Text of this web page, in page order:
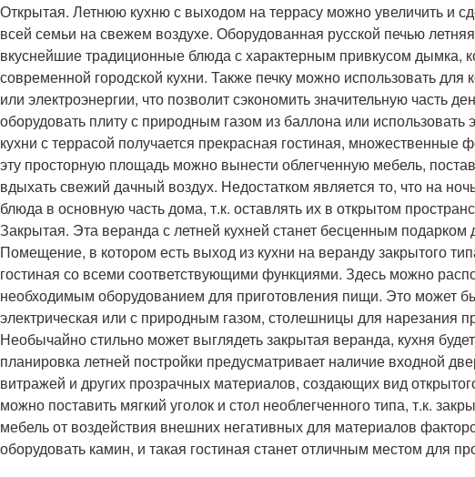
Открытая. Летнюю кухню с выходом на террасу можно увеличить и
всей семьи на свежем воздухе. Оборудованная русской печью
вкуснейшие традиционные блюда с характерным привкусом дымка,
современной городской кухни. Также печку можно использовать для
или электроэнергии, что позволит сэкономить значительную часть
оборудовать плиту с природным газом из баллона или использовать
кухни с террасой получается прекрасная гостиная,
эту просторную площадь можно вынести облегченную мебель,
вдыхать свежий дачный воздух. Недостатком является то, что на
блюда в основную часть дома, т.к. оставлять их в открытом
Закрытая. Эта веранда с летней кухней станет бесценным подарком
Помещение, в котором есть выход из кухни на веранду закрытого
гостиная со всеми соответствующими функциями. Здесь можно
необходимым оборудованием для приготовления пищи. Это может
электрическая или с природным газом, столешницы для нарезания
Необычайно стильно может выглядеть закрытая веранда, кухня
планировка летней постройки предусматривает наличие входной
витражей и других прозрачных материалов, создающих вид
можно поставить мягкий уголок и стол необлегченного типа, т.к.
мебель от воздействия внешних негативных для материалов
оборудовать камин, и такая гостиная станет отличным местом для